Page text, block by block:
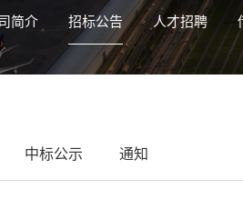
简介 招标公告 人才招聘
中标公示 通知